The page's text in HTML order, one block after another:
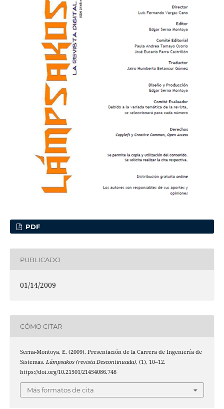
PDF
PUBLICADO
01/14/2009
CÓMO CITAR
Serna-Montoya, E. (2009). Presentación de la Carrera de Ingeniería de
Sistemas. Lámpsakos (revista Descontinuada), (1), 10–12.
https://doi.org/10.21501/21454086.748
Más formatos de cita